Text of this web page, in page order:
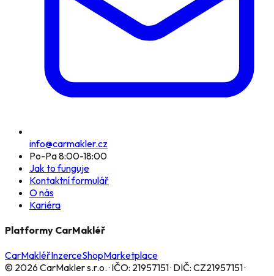
info@carmakler.cz
Po-Pa 8:00-18:00
Jak to funguje
Kontaktní formulář
O nás
Kariéra
Platformy CarMakléř
CarMakléřInzerceShopMarketplace
© 2026 CarMakler s.r.o.· IČO: 21957151· DIČ: CZ21957151·